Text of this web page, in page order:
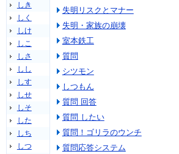
しき
しく
しけ
しこ
しさ
しし
しす
しせ
しそ
した
しち
しつ
失明リスクとマナー
失明・家族の崩壊
室本鉄工
質問
シツモン
しつもん
質問 回答
質問 したい
質問！ゴリラのウンチ
質問応答システム